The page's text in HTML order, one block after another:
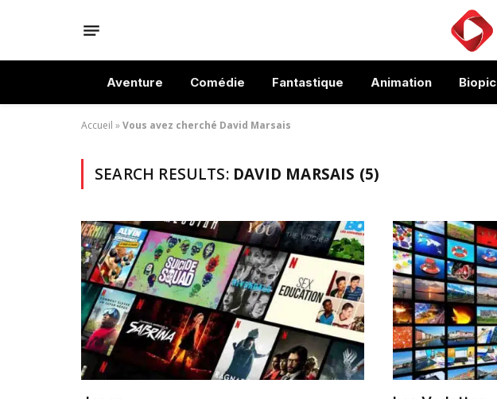
Aventure Comédie Fantastique Animation Biopic
Accueil »Vous avez cherché David Marsais
SEARCH RESULTS: DAVID MARSAIS (5)